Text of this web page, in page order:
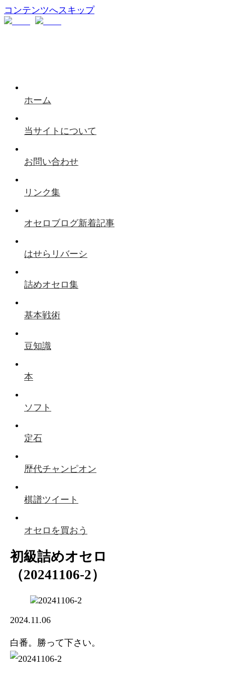
コンテンツへスキップ
ホーム
当サイトについて
お問い合わせ
リンク集
オセロブログ新着記事
はせらリバーシ
詰めオセロ集
基本戦術
豆知識
本
ソフト
定石
歴代チャンピオン
棋譜ツイート
オセロを買おう
初級詰めオセロ
（20241106-2）
2024.11.06
白番。勝って下さい。